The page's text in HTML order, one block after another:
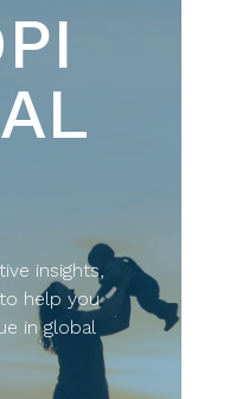
insights,
help you
in global